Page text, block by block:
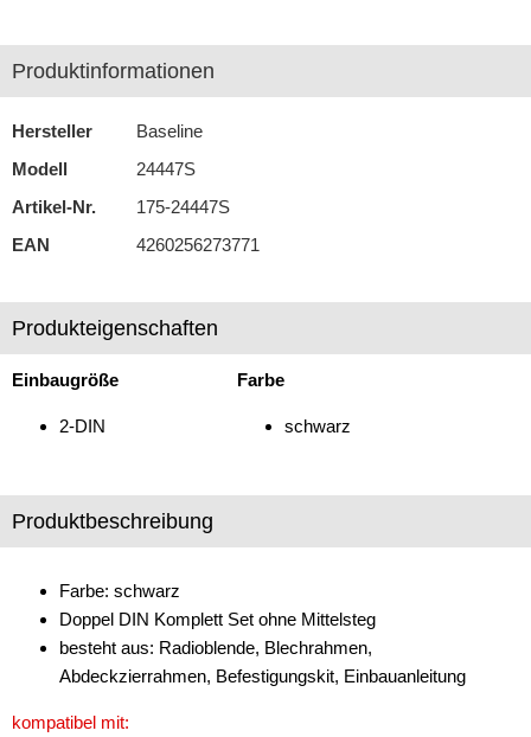
Aux-In-Adapter
Bluetooth
CAN-BUS-Adapter
DAB+
Entstörmaterial
Ersatzteile
Fahrzeughalter
Freischaltmodule
Frequenzweichen
Produktinformationen
Hersteller
Baseline
Modell
24447S
Artikel-Nr.
175-24447S
EAN
4260256273771
Produkteigenschaften
Einbaugröße
2-DIN
Farbe
schwarz
Produktbeschreibung
Farbe: schwarz
Doppel DIN Komplett Set ohne Mittelsteg
besteht aus: Radioblende, Blechrahmen,
Abdeckzierrahmen, Befestigungskit, Einbauanleitung
kompatibel mit: